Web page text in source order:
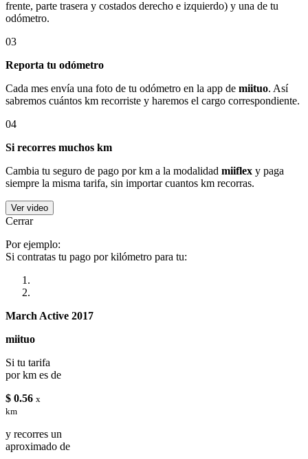
frente, parte trasera y costados derecho e izquierdo) y una de tu
odómetro.
03
Reporta tu odómetro
Cada mes envía una foto de tu odómetro en la app de miituo. Así
sabremos cuántos km recorriste y haremos el cargo correspondiente.
04
Si recorres muchos km
Cambia tu seguro de pago por km a la modalidad miiflex y paga
siempre la misma tarifa, sin importar cuantos km recorras.
Ver video
Cerrar
Por ejemplo:
Si contratas tu pago por kilómetro para tu:
March Active 2017
miituo
Si tu tarifa
por km es de
$ 0.56 x
km
y recorres un
aproximado de